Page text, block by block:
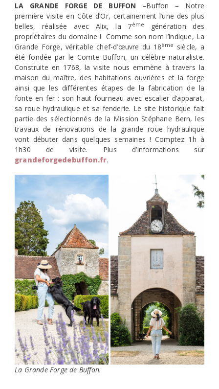
LA GRANDE FORGE DE BUFFON –Buffon – Notre
première visite en Côte d’Or, certainement l’une des plus
belles, réalisée avec Alix, la 7ème
génération des
propriétaires du domaine ! Comme son nom l’indique, La
Grande Forge, véritable chef-d’œuvre du 18ème
siècle, a
été fondée par le Comte Buffon, un célèbre naturaliste.
Construite en 1768, la visite nous emmène à travers la
maison du maître, des habitations ouvrières et la forge
ainsi que les différentes étapes de la fabrication de la
fonte en fer : son haut fourneau avec escalier d’apparat,
sa roue hydraulique et sa fenderie. Le site historique fait
partie des sélectionnés de la Mission Stéphane Bern, les
travaux de rénovations de la grande roue hydraulique
vont débuter dans quelques semaines ! Comptez 1h à
1h30 de visite. Plus d’informations sur
grandeforgedebuffon.fr.
La Grande Forge de Buffon.